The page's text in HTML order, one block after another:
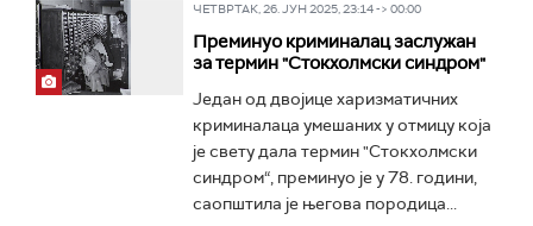
ЧЕТВРТАК, 26. ЈУН 2025, 23:14 -> 00:00
Преминуо криминалац заслужан
за термин "Стокхолмски синдром"
Један од двојице харизматичних
криминалаца умешаних у отмицу која
је свету дала термин "Стокхолмски
синдром“, преминуо је у 78. години,
саопштила је његова породица...